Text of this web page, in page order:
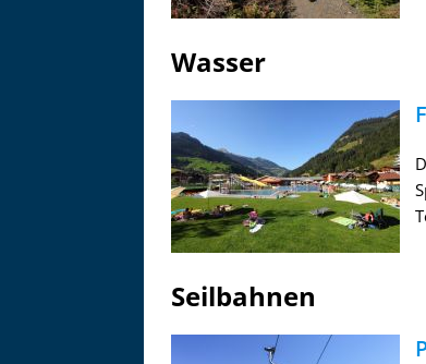
Wasser
Seilbahnen